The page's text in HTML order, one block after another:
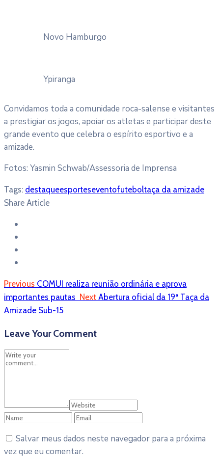
Novo Hamburgo
Ypiranga
Convidamos toda a comunidade roca-salense e visitantes
a prestigiar os jogos, apoiar os atletas e participar deste
grande evento que celebra o espírito esportivo e a
amizade.
Fotos: Yasmin Schwab/Assessoria de Imprensa
Tags: destaqueesporteseventofuteboltaça da amizade
Share Article
Previous COMUI realiza reunião ordinária e aprova
importantes pautas Next Abertura oficial da 19ª Taça da
Amizade Sub-15
Leave Your Comment
Salvar meus dados neste navegador para a próxima
vez que eu comentar.